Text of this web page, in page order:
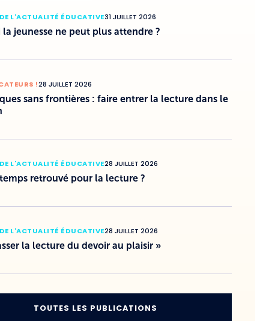
L'ACTUALITÉ ÉDUCATIVE31 JUILLET 2026
la jeunesse ne peut plus attendre ?
!28 JUILLET 2026
sans frontières : faire entrer la lecture dans le
L'ACTUALITÉ ÉDUCATIVE28 JUILLET 2026
temps retrouvé pour la lecture ?
L'ACTUALITÉ ÉDUCATIVE28 JUILLET 2026
la lecture du devoir au plaisir »
TOUTES LES PUBLICATIONS